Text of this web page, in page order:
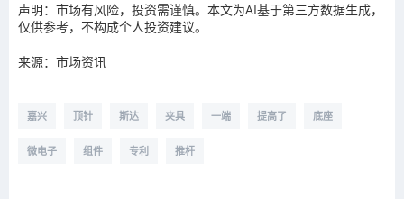
声明：市场有风险，投资需谨慎。本文为AI基于第三方数据生成，
仅供参考，不构成个人投资建议。
来源：市场资讯
嘉兴 顶针 斯达 夹具 一端 提高了 底座
微电子 组件 专利 推杆